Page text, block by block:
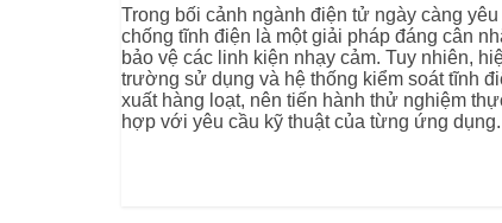
Trong bối cảnh ngành điện tử ngày càng
chống tĩnh điện là một giải pháp đáng cân
bảo vệ các linh kiện nhạy cảm. Tuy nhiên,
trường sử dụng và hệ thống kiểm soát tĩnh
xuất hàng loạt, nên tiến hành thử nghiệm
hợp với yêu cầu kỹ thuật của từng ứng dụng.